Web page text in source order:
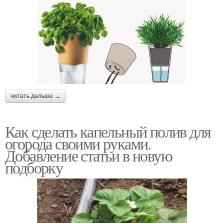
читать дальше →
Как сделать капельный полив для
огорода своими руками.
Добавление статьи в новую
подборку